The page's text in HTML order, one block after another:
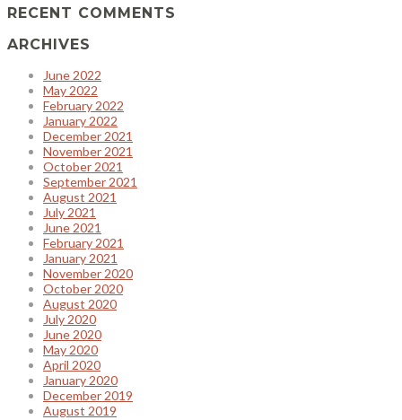
RECENT COMMENTS
ARCHIVES
June 2022
May 2022
February 2022
January 2022
December 2021
November 2021
October 2021
September 2021
August 2021
July 2021
June 2021
February 2021
January 2021
November 2020
October 2020
August 2020
July 2020
June 2020
May 2020
April 2020
January 2020
December 2019
August 2019